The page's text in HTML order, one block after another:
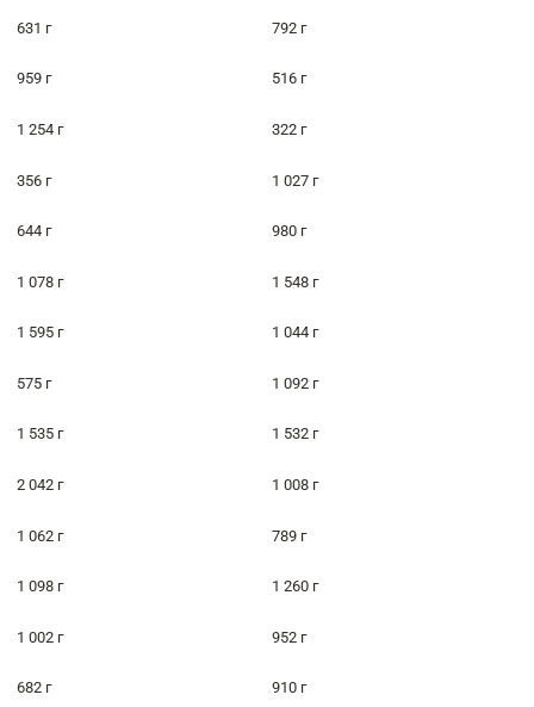
631 г 792 г
959 г 516 г
1 254 г 322 г
356 г 1 027 г
644 г 980 г
1 078 г 1 548 г
1 595 г 1 044 г
575 г 1 092 г
1 535 г 1 532 г
2 042 г 1 008 г
1 062 г 789 г
1 098 г 1 260 г
1 002 г 952 г
682 г 910 г